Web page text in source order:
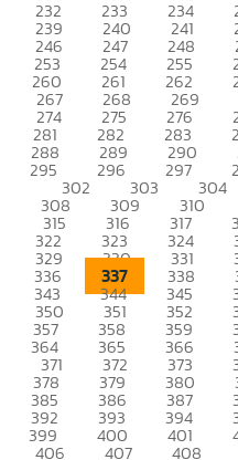
232 233 234
239 240 241
246 247 248
253 254 255
260 261 262
267 268 269
274 275 276
281 282 283
288 289 290
295 296 297
302 303 304
308 309 310
315 316 317
322 323 324
329 330 331
336 337 338
343 344 345
350 351 352
357 358 359
364 365 366
371 372 373
378 379 380
385 386 387
392 393 394
399 400 401
406 407 408